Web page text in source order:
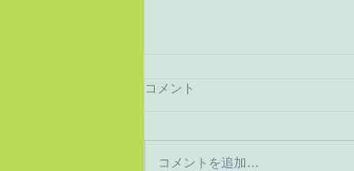
猛暑から酷暑へ
コメント
コメントを追加…